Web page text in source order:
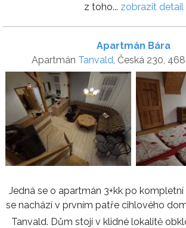
z toho... zobrazit detail
Apartmán Bára
Apartmán Tanvald , Česká 230,
Jedná se o apartmán 3+kk po
se nachází v prvním patře cihlového
Tanvald. Dům stojí v klidné lokalitě